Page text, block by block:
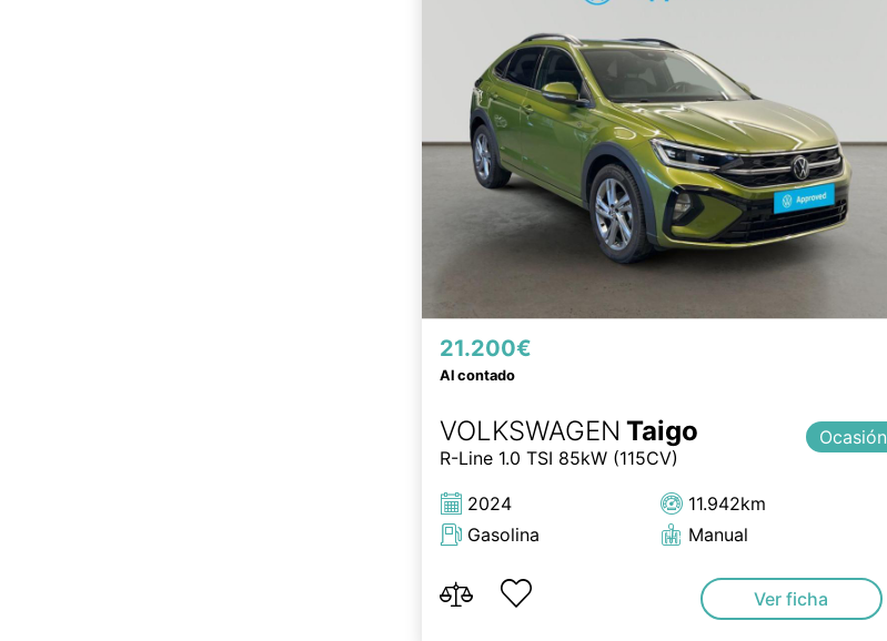
21.200€
Al contado
VOLKSWAGEN Taigo
R-Line 1.0 TSI 85kW (115CV)
Ocasión
2024
Gasolina
11.942km
Manual
Ver ficha